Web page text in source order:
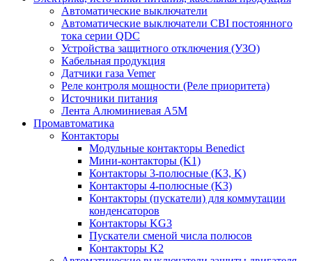
Автоматические выключатели
Автоматические выключатели CBI постоянного
тока серии QDC
Устройства защитного отключения (УЗО)
Кабельная продукция
Датчики газа Vemer
Реле контроля мощности (Реле приоритета)
Источники питания
Лента Алюминиевая А5М
Промавтоматика
Контакторы
Модульные контакторы Benedict
Мини-контакторы (K1)
Контакторы 3-полюсные (K3, K)
Контакторы 4-полюсные (K3)
Контакторы (пускатели) для коммутации
конденсаторов
Контакторы KG3
Пускатели сменой числа полюсов
Контакторы K2